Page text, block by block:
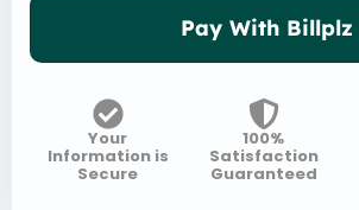
Pay With Billplz
Your
Information is
Secure
100%
Satisfaction
Guaranteed